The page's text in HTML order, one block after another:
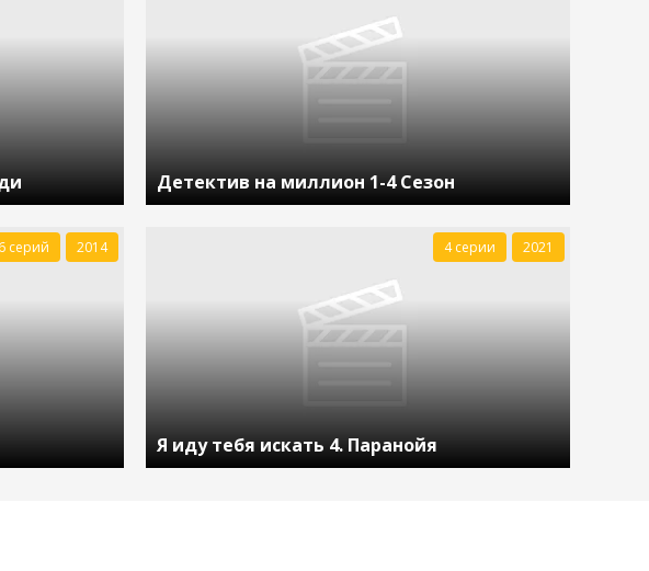
Детектив на миллион 1-4 Сезон
серий 2014
Я иду тебя искать 4. Паранойя
4 серии 2021